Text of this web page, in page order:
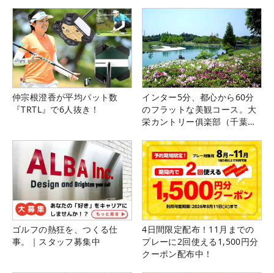
仲宗根澄香が平均パット数
『TRTL』で6人抜き！
インター5分、都心から60分
のフラットな美観コース。大
栄カントリー俱楽部（千葉
ゴルフの熱狂を、つくる仕
事。｜スタッフ募集中
4日間限定配布！11月までの
プレーに2回使える1,500円分
クーポン配布中！